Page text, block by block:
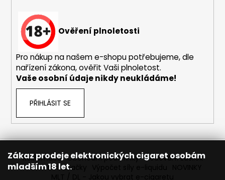
Zákaz prodeje elektronických cigaret osobám
mladším 18 let.
Ověření plnoletosti
Pro nákup na našem e-shopu potřebujeme, dle
nařízení zákona, ověřit Vaši plnoletost.
Vaše osobní údaje nikdy neukládáme!
PŘIHLÁSIT SE
Reklamace Obchodní podmínky Sledování zásilek
Prodávané značky